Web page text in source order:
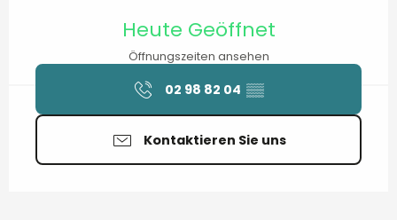
Heute Geöffnet
Öffnungszeiten ansehen
02 98 82 04 ▒▒
Kontaktieren Sie uns